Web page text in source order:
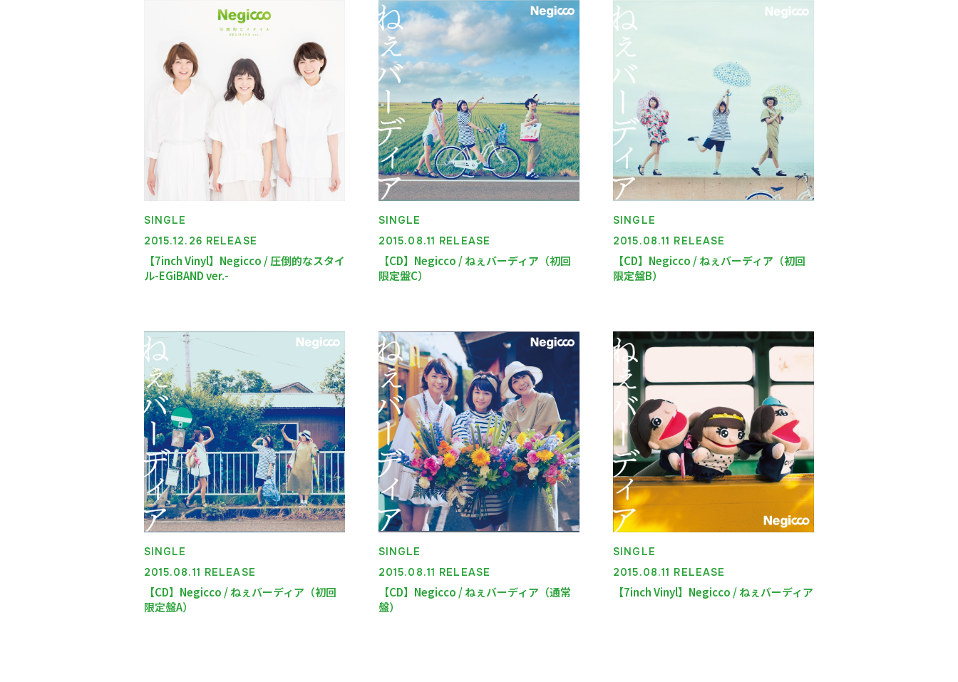
SINGLE
2015.12.26 RELEASE
【7inch Vinyl】Negicco / 圧倒的なスタイ
ル-EGiBAND ver.-
SINGLE
2015.08.11 RELEASE
【CD】Negicco / ねぇバーディア（初回
限定盤C）
SINGLE
2015.08.11 RELEASE
【CD】Negicco / ねぇバーディア（初回
限定盤B）
SINGLE
2015.08.11 RELEASE
【CD】Negicco / ねぇバーディア（初回
限定盤A）
SINGLE
2015.08.11 RELEASE
【CD】Negicco / ねぇバーディア（通常
盤）
SINGLE
2015.08.11 RELEASE
【7inch Vinyl】Negicco / ねぇバーディア